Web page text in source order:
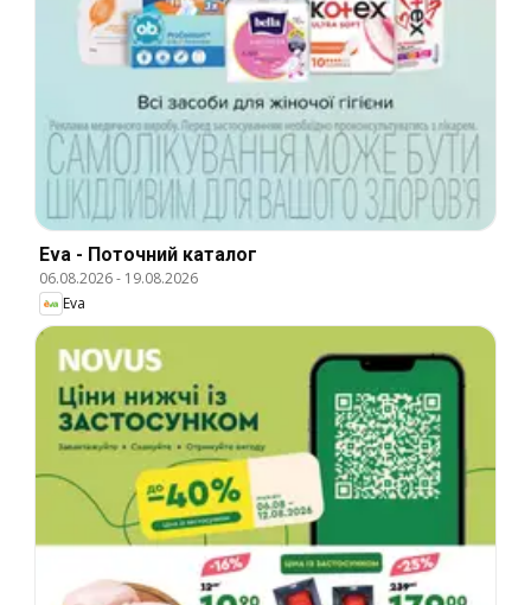
Eva - Поточний каталог
06.08.2026- 19.08.2026
Eva